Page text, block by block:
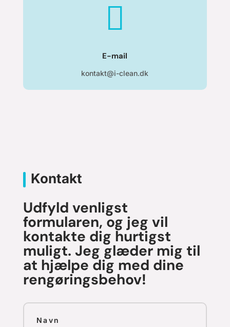

E-mail
kontakt@i-clean.dk
Kontakt
Udfyld venligst
formularen, og jeg vil
kontakte dig hurtigst
muligt. Jeg glæder mig til
at hjælpe dig med dine
rengøringsbehov!